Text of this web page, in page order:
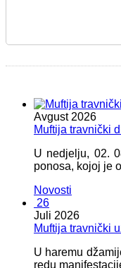
Avgust 2026
Muftija travnički
U nedjelju, 02.
ponosa, kojoj je
Novosti
26
Juli 2026
Muftija travnički
U haremu
redu